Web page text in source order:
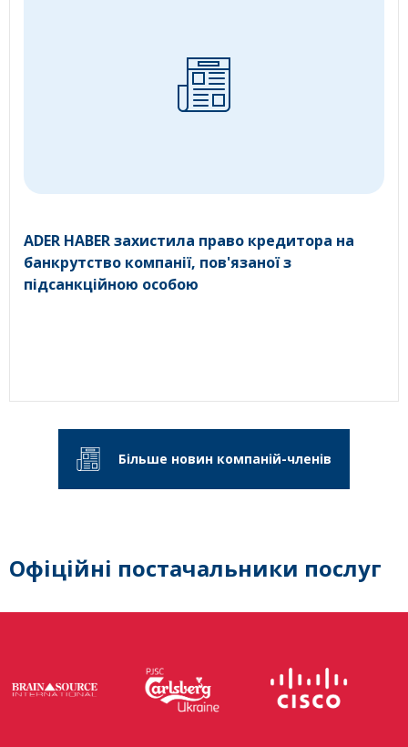
ADER HABER захистила право кредитора на
банкрутство компанії, пов'язаної з
підсанкційною особою
Більше новин компаній-членів
Офіційні постачальники послуг